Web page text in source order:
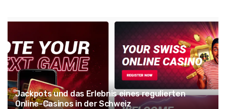
Jackpots und das Erlebnis eines regulierten
Online-Casinos in der Schweiz